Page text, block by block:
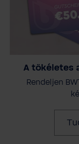
A tökéletes
Rendeljen